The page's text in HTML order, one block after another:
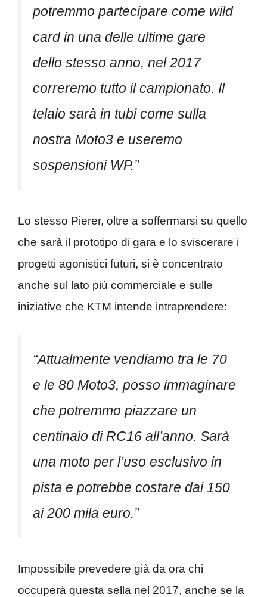
potremmo partecipare come wild
card in una delle ultime gare
dello stesso anno, nel 2017
correremo tutto il campionato. Il
telaio sarà in tubi come sulla
nostra Moto3 e useremo
sospensioni WP.”
Lo stesso Pierer, oltre a soffermarsi su quello
che sarà il prototipo di gara e lo sviscerare i
progetti agonistici futuri, si è concentrato
anche sul lato più commerciale e sulle
iniziative che KTM intende intraprendere:
“Attualmente vendiamo tra le 70
e le 80 Moto3, posso immaginare
che potremmo piazzare un
centinaio di RC16 all’anno. Sarà
una moto per l’uso esclusivo in
pista e potrebbe costare dai 150
ai 200 mila euro.”
Impossibile prevedere già da ora chi
occuperà questa sella nel 2017, anche se la